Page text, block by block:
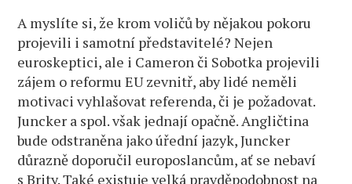
A myslíte si, že krom voličů by nějakou pokoru
projevili i samotní představitelé? Nejen
euroskeptici, ale i Cameron či Sobotka projevili
zájem o reformu EU zevnitř, aby lidé neměli
motivaci vyhlašovat referenda, či je požadovat.
Juncker a spol. však jednají opačně. Angličtina
bude odstraněna jako úřední jazyk, Juncker
důrazně doporučil europoslancům, ať se nebaví
s Brity. Také existuje velká pravděpodobnost na